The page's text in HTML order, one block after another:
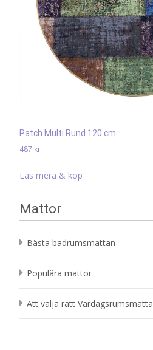
Patch Multi Rund 120 cm
487 kr
Läs mera & köp
Mattor
Bästa badrumsmattan
Populära mattor
Att välja rätt Vardagsrumsmatta